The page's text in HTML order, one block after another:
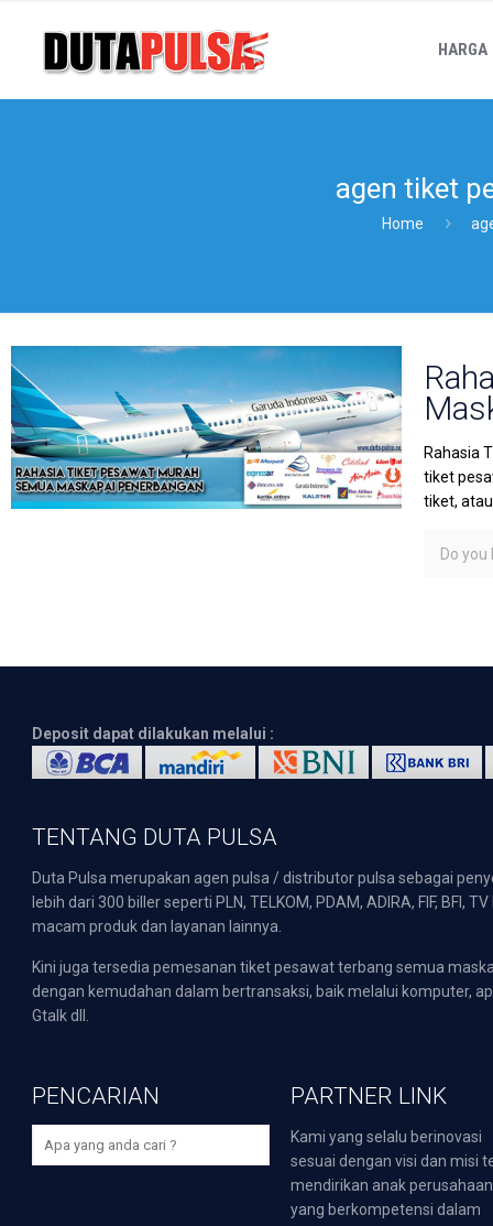
HARGA
agen tiket
Home
Rahasia
tiket
tiket,
Do you
Deposit dapat dilakukan melalui :
TENTANG DUTA PULSA
Duta Pulsa merupakan agen pulsa / distributor pulsa sebagai
lebih dari 300 biller seperti PLN, TELKOM, PDAM, ADIRA, FIF,
macam produk dan layanan lainnya.
Kini juga tersedia pemesanan tiket pesawat terbang semua
dengan kemudahan dalam bertransaksi, baik melalui komputer,
Gtalk dll.
PENCARIAN PARTNER LINK
Kami yang selalu berinovasi
sesuai dengan visi dan misi
mendirikan anak perusahaan
yang berkompetensi dalam